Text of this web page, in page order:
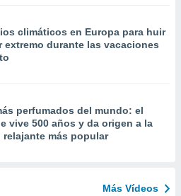
climáticos en Europa para huir
extremo durante las vacaciones
perfumados del mundo: el
vive 500 años y da origen a la
más popular
Más Vídeos